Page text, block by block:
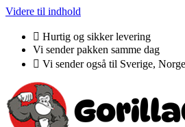
Videre til indhold
Hurtig og sikker levering
Vi sender pakken samme dag
Vi sender også til Sverige,